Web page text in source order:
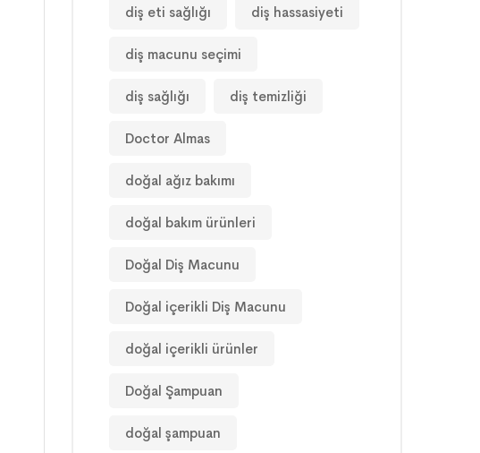
diş eti sağlığı diş hassasiyeti
diş macunu seçimi
diş sağlığı diş temizliği
Doctor Almas
doğal ağız bakımı
doğal bakım ürünleri
Doğal Diş Macunu
Doğal içerikli Diş Macunu
doğal içerikli ürünler
Doğal Şampuan
doğal şampuan